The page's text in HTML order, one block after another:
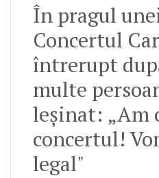
În pragul
Concertul
întrerupt
multe
leșinat: „Am
concertul!
legal"